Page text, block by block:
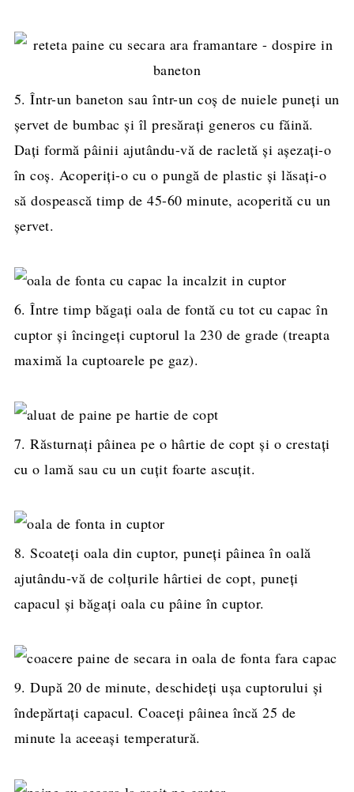
5. Într-un baneton sau într-un coș de nuiele puneți un
șervet de bumbac și îl presărați generos cu făină.
Dați formă pâinii ajutându-vă de racletă și așezați-o
în coș. Acoperiți-o cu o pungă de plastic și lăsați-o
să dospească timp de 45-60 minute, acoperită cu un
șervet.
6. Între timp băgați oala de fontă cu tot cu capac în
cuptor și încingeți cuptorul la 230 de grade (treapta
maximă la cuptoarele pe gaz).
7. Răsturnați pâinea pe o hârtie de copt și o crestați
cu o lamă sau cu un cuțit foarte ascuțit.
8. Scoateți oala din cuptor, puneți pâinea în oală
ajutându-vă de colțurile hârtiei de copt, puneți
capacul și băgați oala cu pâine în cuptor.
9. După 20 de minute, deschideți ușa cuptorului și
îndepărtați capacul. Coaceți pâinea încă 25 de
minute la aceeași temperatură.